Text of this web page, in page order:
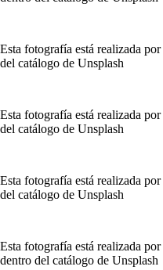
Esta fotografía está realizada por
del catálogo de Unsplash
Esta fotografía está realizada por
del catálogo de Unsplash
Esta fotografía está realizada por
del catálogo de Unsplash
Esta fotografía está realizada por
dentro del catálogo de Unsplash